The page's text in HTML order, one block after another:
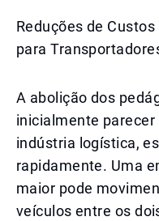
Reduções de
para
A abolição dos
inicialmente parecer
indústria logística,
rapidamente. Uma
maior pode
veículos entre os